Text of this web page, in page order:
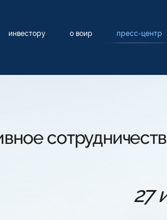
инвестору о воир пресс-центр
27